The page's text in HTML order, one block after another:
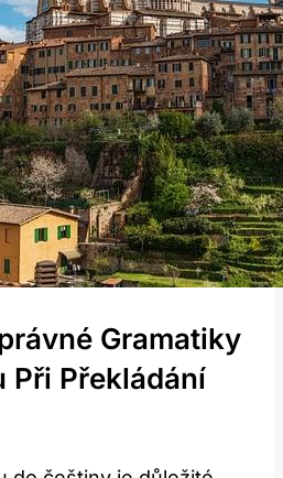
Gramatiky
Při Překládání